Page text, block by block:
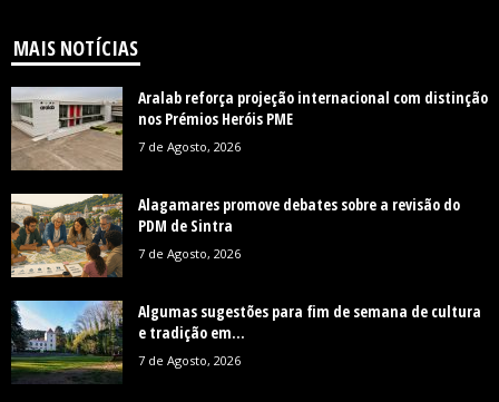
MAIS NOTÍCIAS
Aralab reforça projeção internacional com distinção
nos Prémios Heróis PME
7 de Agosto, 2026
Alagamares promove debates sobre a revisão do
PDM de Sintra
7 de Agosto, 2026
Algumas sugestões para fim de semana de cultura
e tradição em...
7 de Agosto, 2026